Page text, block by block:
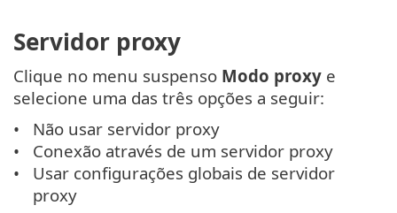
Servidor proxy
Clique no menu suspenso Modo proxy e
selecione uma das três opções a seguir:
Não usar servidor proxy
Conexão através de um servidor proxy
Usar configurações globais de servidor
proxy